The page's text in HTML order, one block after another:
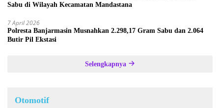
Sabu di Wilayah Kecamatan Mandastana
7 April 2026
Polresta Banjarmasin Musnahkan 2.298,17 Gram Sabu dan 2.064
Butir Pil Ekstasi
Selengkapnya
Otomotif